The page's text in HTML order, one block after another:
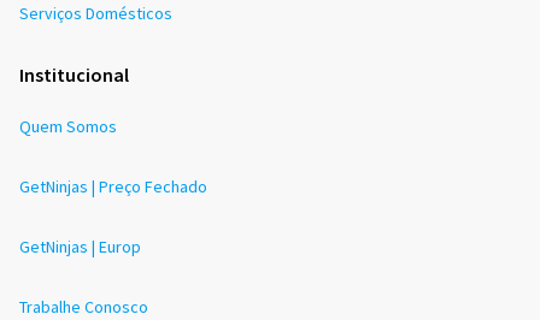
Serviços Domésticos
Institucional
Quem Somos
GetNinjas | Preço Fechado
GetNinjas | Europ
Trabalhe Conosco